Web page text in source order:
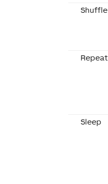
Shuffle
Repeat
Sleep